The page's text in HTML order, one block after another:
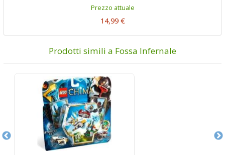
Prezzo attuale
14,99 €
Prodotti simili a Fossa Infernale